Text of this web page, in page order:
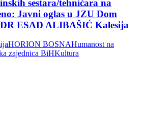
sestara/tehničara na
Javni oglas u JZU Dom
ESAD ALIBAŠIĆ Kalesija
HORION BOSNAHumanost na
zajednica BiHKultura